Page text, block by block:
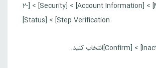
Management] > [Account Information] > [Security] > [2-
Step Verification] > [Status]